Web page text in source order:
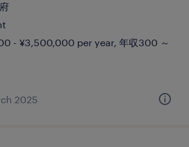
- ¥3,500,000 per year, 年収300 ～
2025